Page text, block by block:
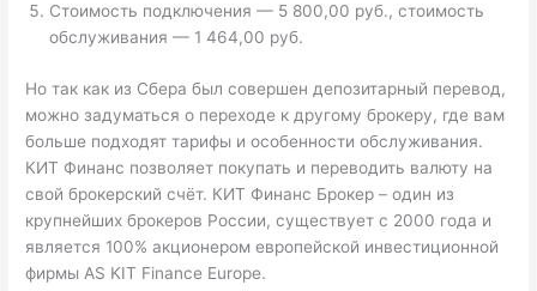
Стоимость подключения — 5 800,00 руб., стоимость
обслуживания — 1 464,00 руб.
Но так как из Сбера был совершен депозитарный перевод,
можно задуматься о переходе к другому брокеру, где вам
больше подходят тарифы и особенности обслуживания.
КИТ Финанс позволяет покупать и переводить валюту на
свой брокерский счёт. КИТ Финанс Брокер – один из
крупнейших брокеров России, существует с 2000 года и
является 100% акционером европейской инвестиционной
фирмы AS KIT Finance Europe.